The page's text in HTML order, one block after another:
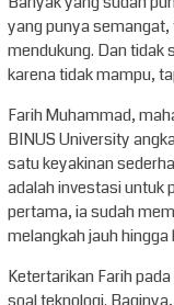
yang punya
mendukung. Dan tidak
karena tidak mampu,
Farih Muhammad,
BINUS University
satu keyakinan
adalah investasi untuk
pertama, ia sudah
melangkah jauh hingga
Ketertarikan Farih